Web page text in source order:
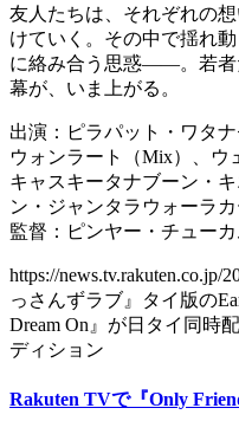
友人たちは、それぞれの
けていく。その中で揺れ
に絡み合う思惑――。若者
幕が、いま上がる。
出演：ピラパット・ワタ
ウォンラート（Mix）、ウ
キャスキータナブーン・
ン・ジャンタラウォーラカ
監督：ピンヤー・チュー
https://news.tv.rakuten.co.jp/
っさんずラブ』タイ版の
Dream On』が日タイ同時
ディション
Rakuten TVで『Only